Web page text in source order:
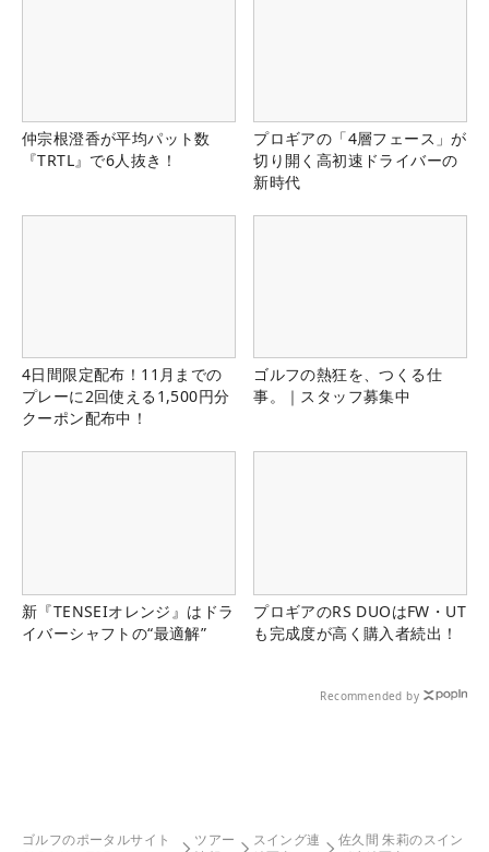
仲宗根澄香が平均パット数
『TRTL』で6人抜き！
プロギアの「4層フェース」が
切り開く高初速ドライバーの
新時代
4日間限定配布！11月までの
プレーに2回使える1,500円分
クーポン配布中！
ゴルフの熱狂を、つくる仕
事。｜スタッフ募集中
新『TENSEIオレンジ』はドラ
イバーシャフトの“最適解”
プロギアのRS DUOはFW・UT
も完成度が高く購入者続出！
Recommended by
ゴルフのポータルサイト
ツアー
スイング連
佐久間 朱莉のスイン